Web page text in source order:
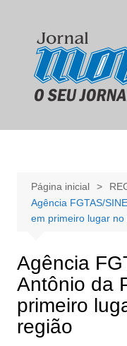
conteúdo
Página inicial
Agência FGTAS/
em primeiro lugar
Agência
Antônio da
primeiro
região